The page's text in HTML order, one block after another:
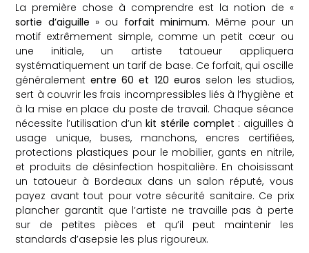
La première chose à comprendre est la notion de «
sortie d’aiguille » ou forfait minimum. Même pour un
motif extrêmement simple, comme un petit cœur ou
une initiale, un artiste tatoueur appliquera
systématiquement un tarif de base. Ce forfait, qui oscille
généralemententre 60 et 120 euros selon les studios,
sert à couvrir les frais incompressibles liés à l’hygiène et
à la mise en place du poste de travail. Chaque séance
nécessite l’utilisation d’unkit stérile complet : aiguilles à
usage unique, buses, manchons, encres certifiées,
protections plastiques pour le mobilier, gants en nitrile,
et produits de désinfection hospitalière. En choisissant
un tatoueur à Bordeaux dans un salon réputé, vous
payez avant tout pour votre sécurité sanitaire. Ce prix
plancher garantit que l’artiste ne travaille pas à perte
sur de petites pièces et qu’il peut maintenir les
standards d’asepsie les plus rigoureux.